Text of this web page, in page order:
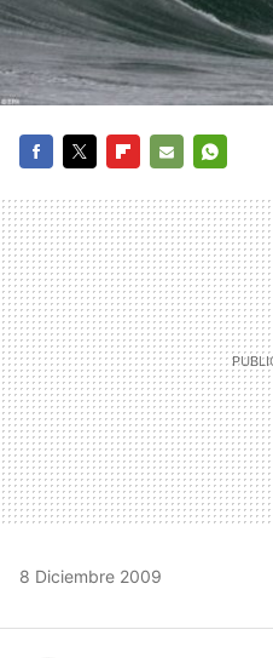
MAIL
8 Diciembre 2009